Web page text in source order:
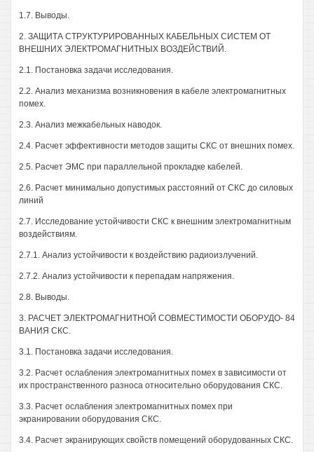
1.7. Выводы.
2. ЗАЩИТА СТРУКТУРИРОВАННЫХ КАБЕЛЬНЫХ СИСТЕМ ОТ
ВНЕШНИХ ЭЛЕКТРОМАГНИТНЫХ ВОЗДЕЙСТВИЙ.
2.1. Постановка задачи исследования.
2.2. Анализ механизма возникновения в кабеле электромагнитных
помех.
2.3. Анализ межкабельных наводок.
2.4. Расчет эффективности методов защиты СКС от внешних помех.
2.5. Расчет ЭМС при параллельной прокладке кабелей.
2.6. Расчет минимально допустимых расстояний от СКС до силовых
линий
2.7. Исследование устойчивости СКС к внешним электромагнитным
воздействиям.
2.7.1. Анализ устойчивости к воздействию радиоизлучений.
2.7.2. Анализ устойчивости к перепадам напряжения.
2.8. Выводы.
3. РАСЧЕТ ЭЛЕКТРОМАГНИТНОЙ СОВМЕСТИМОСТИ ОБОРУДО- 84
ВАНИЯ СКС.
3.1. Постановка задачи исследования.
3.2. Расчет ослабления электромагнитных помех в зависимости от
их пространственного разноса относительно оборудования СКС.
3.3. Расчет ослабления электромагнитных помех при
экранировании оборудования СКС.
3.4. Расчет экранирующих свойств помещений оборудованных СКС.